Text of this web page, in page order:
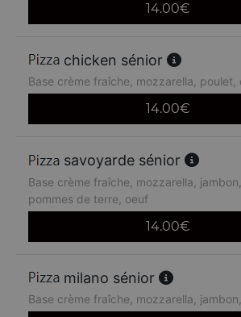
14.00€
chicken sénior
Base crème fraîche, mozzarella, poulet,
14.00€
savoyarde sénior
Base crème fraîche, mozzarella,
pommes de terre, oeuf
14.00€
milano sénior
Base crème fraîche, mozzarella,